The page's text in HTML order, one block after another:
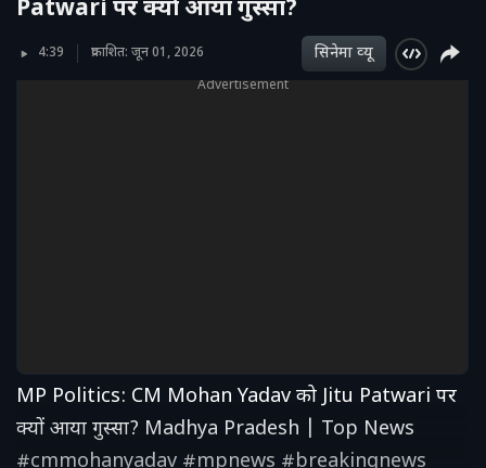
Patwari पर क्यों आया गुस्सा?
4:39 प्रकाशित: जून 01, 2026 सिनेमा व्‍यू
Advertisement
MP Politics: CM Mohan Yadav को Jitu Patwari पर
क्यों आया गुस्सा? Madhya Pradesh | Top News
#cmmohanyadav #mpnews #breakingnews